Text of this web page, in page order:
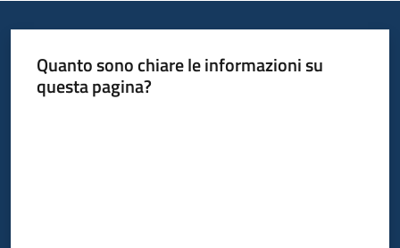
Quanto sono chiare le informazioni su
questa pagina?